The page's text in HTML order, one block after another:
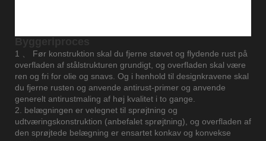
1 、 Før konstruktion skal du fjerne støvet og flydende rust på
overfladen af ​​stålstrukturen grundigt, og overfladen skal være
ren og fri for olie og snavs. Og i henhold til designkravene skal
du fjerne rusten og anvende antirust-primer og anvende
generelt antirustmaling af høj kvalitet i to gange.
2. belægningen er velegnet til sprøjtning og
udtværingskonstruktion (anbefalet sprøjtning), og overfladen af
​​den sprøjtede belægning er ensartet konkav og konvekse